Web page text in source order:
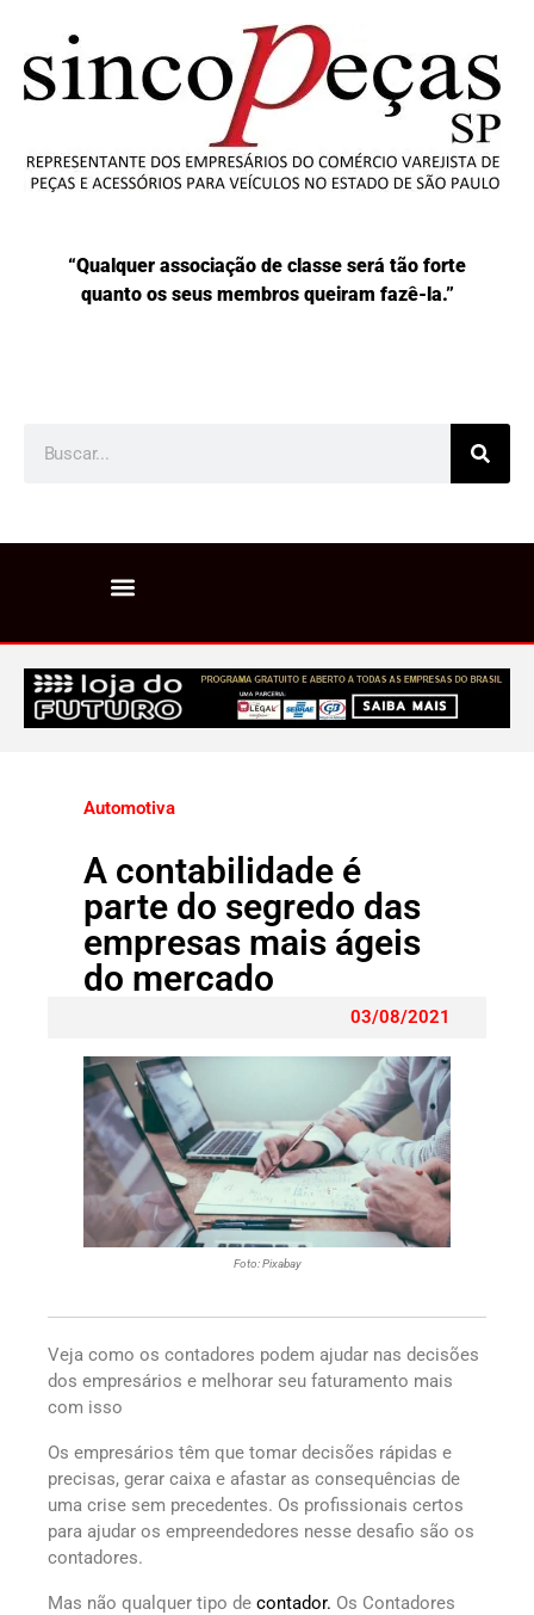
“Qualquer associação de classe será tão forte
quanto os seus membros queiram fazê-la.”
Automotiva
A contabilidade é
parte do segredo das
empresas mais ágeis
do mercado
03/08/2021
Foto: Pixabay
Veja como os contadores podem ajudar nas decisões
dos empresários e melhorar seu faturamento mais
com isso
Os empresários têm que tomar decisões rápidas e
precisas, gerar caixa e afastar as consequências de
uma crise sem precedentes. Os profissionais certos
para ajudar os empreendedores nesse desafio são os
contadores.
Mas não qualquer tipo de contador. Os Contadores